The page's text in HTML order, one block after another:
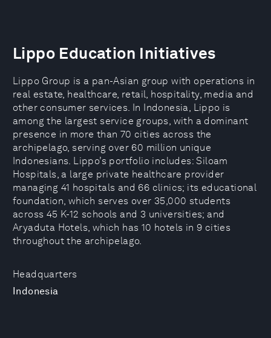
Headquarters
Indonesia
Lippo Education Initiatives
Lippo Group is a pan-Asian group with operations in
real estate, healthcare, retail, hospitality, media and
other consumer services. In Indonesia, Lippo is
among the largest service groups, with a dominant
presence in more than 70 cities across the
archipelago, serving over 60 million unique
Indonesians. Lippo’s portfolio includes: Siloam
Hospitals, a large private healthcare provider
managing 41 hospitals and 66 clinics; its educational
foundation, which serves over 35,000 students
across 45 K-12 schools and 3 universities; and
Aryaduta Hotels, which has 10 hotels in 9 cities
throughout the archipelago.